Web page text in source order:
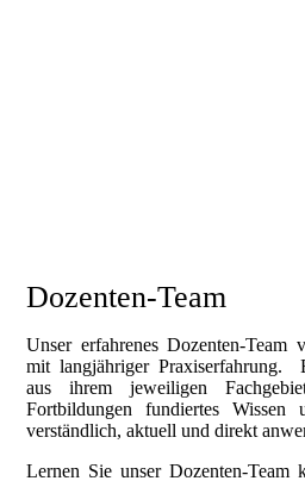
Dozenten-Team
Unser erfahrenes Dozenten-Team
mit langjähriger Praxiserfahrung.
aus ihrem jeweiligen
Fortbildungen fundiertes Wissen
verständlich, aktuell und direkt
Lernen Sie unser Dozenten-Team